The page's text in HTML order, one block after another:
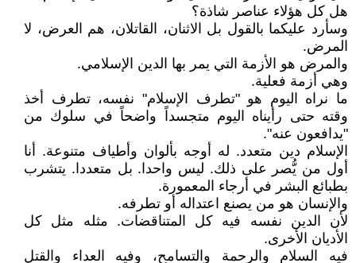
هل كل هؤلاء عناصر شاذة؟
وسأرد عليكما بالقول بل الاثنان، القاتلان، هم العرض، لا
المرض.
والمرض هو الأزمة التي يمر بها الدين الإسلامي.
وهي أزمة فعلية.
ما نراه اليوم هو "تطرف الإسلام" نفسه، تطرف أخذ
وقته حتى رأيناه اليوم متجسداً واضحاً في سلوك من
"يدافعون عنه".
الإسلام دين متعدد. له أوجه بألوان وأطياف متنوعة. أنا
أول من يُّصر على ذلك. ليس واحدا. بل متعددا. يتشرب
بطبائع البشر في أرجاء المعمورة.
والإنسان هو من يصنع اعتداله أو تطرفه.
لأن الدين نفسه فيه كل المتناقضات. مثله مثل كل
الأديان الأخرى.
فيه السلام والرحمة والتسامح، وفيه العداء والقتل